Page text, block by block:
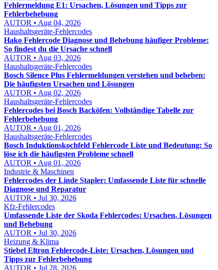
Fehlermeldung E1: Ursachen, Lösungen und Tipps zur
Fehlerbehebung
AUTOR • Aug 04, 2026
Haushaltsgeräte-Fehlercodes
Hako Fehlercode Diagnose und Behebung häufiger Probleme:
So findest du die Ursache schnell
AUTOR • Aug 03, 2026
Haushaltsgeräte-Fehlercodes
Bosch Silence Plus Fehlermeldungen verstehen und beheben:
Die häufigsten Ursachen und Lösungen
AUTOR • Aug 02, 2026
Haushaltsgeräte-Fehlercodes
Fehlercodes bei Bosch Backöfen: Vollständige Tabelle zur
Fehlerbehebung
AUTOR • Aug 01, 2026
Haushaltsgeräte-Fehlercodes
Bosch Induktionskochfeld Fehlercode Liste und Bedeutung: So
löse ich die häufigsten Probleme schnell
AUTOR • Aug 01, 2026
Industrie & Maschinen
Fehlercodes der Linde Stapler: Umfassende Liste für schnelle
Diagnose und Reparatur
AUTOR • Jul 30, 2026
Kfz-Fehlercodes
Umfassende Liste der Skoda Fehlercodes: Ursachen, Lösungen
und Behebung
AUTOR • Jul 30, 2026
Heizung & Klima
Stiebel Eltron Fehlercode-Liste: Ursachen, Lösungen und
Tipps zur Fehlerbehebung
AUTOR • Jul 28, 2026